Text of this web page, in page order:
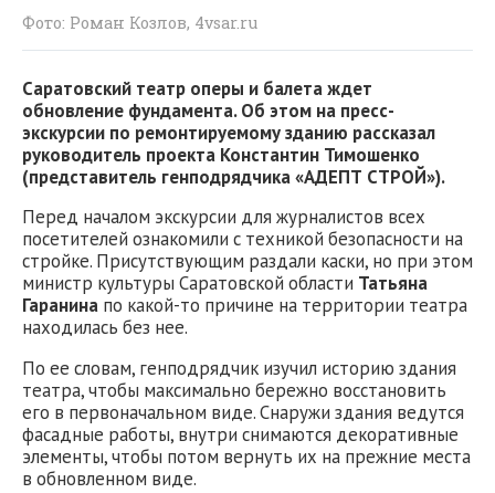
Фото: Роман Козлов, 4vsar.ru
Саратовский театр оперы и балета ждет
обновление фундамента. Об этом на пресс-
экскурсии по ремонтируемому зданию рассказал
руководитель проекта Константин Тимошенко
(представитель генподрядчика «АДЕПТ СТРОЙ»).
Перед началом экскурсии для журналистов всех
посетителей ознакомили с техникой безопасности на
стройке. Присутствующим раздали каски, но при этом
министр культуры Саратовской области Татьяна
Гаранина по какой-то причине на территории театра
находилась без нее.
По ее словам, генподрядчик изучил историю здания
театра, чтобы максимально бережно восстановить
его в первоначальном виде. Снаружи здания ведутся
фасадные работы, внутри снимаются декоративные
элементы, чтобы потом вернуть их на прежние места
в обновленном виде.